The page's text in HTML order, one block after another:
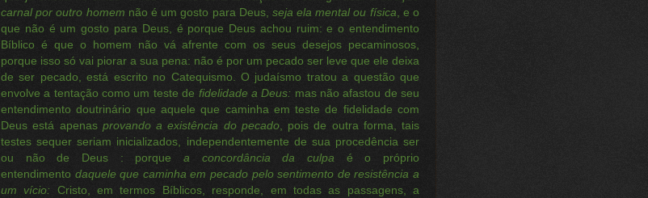
carnal por outro homem não é um gosto para Deus, seja ela mental ou física, e o
que não é um gosto para Deus, é porque Deus achou ruim: e o entendimento
Bíblico é que o homem não vá afrente com os seus desejos pecaminosos,
porque isso só vai piorar a sua pena: não é por um pecado ser leve que ele deixa
de ser pecado, está escrito no Catequismo. O judaísmo tratou a questão que
envolve a tentação como um teste de fidelidade a Deus: mas não afastou de seu
entendimento doutrinário que aquele que caminha em teste de fidelidade com
Deus está apenas provando a existência do pecado, pois de outra forma, tais
testes sequer seriam inicializados, independentemente de sua procedência ser
ou não de Deus : porque a concordância da culpa é o próprio
entendimento daquele que caminha em pecado pelo sentimento de resistência a
um vício: Cristo, em termos Bíblicos, responde, em todas as passagens, a